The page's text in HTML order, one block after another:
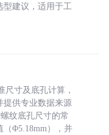
型建议，适用于工
尺寸及底孔计算，
提供专业数据来源
纹底孔尺寸的常
（Φ5.18mm），并